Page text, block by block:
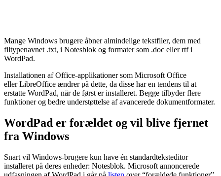
Mange Windows brugere åbner almindelige tekstfiler, dem med
filtypenavnet .txt, i Notesblok og formater som .doc eller rtf i
WordPad.
Installationen af ​​Office-applikationer som Microsoft Office
eller LibreOffice ændrer på dette, da disse har en tendens til at
erstatte WordPad, når de først er installeret. Begge tilbyder flere
funktioner og bedre understøttelse af avancerede dokumentformater.
WordPad er forældet og vil blive fjernet
fra Windows
Snart vil Windows-brugere kun have én standardteksteditor
installeret på deres enheder: Notesblok. Microsoft annoncerede